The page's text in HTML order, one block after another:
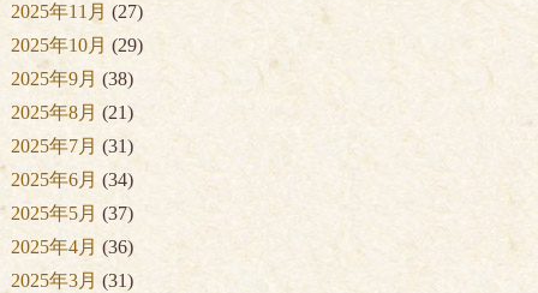
2025年11月 (27)
2025年10月 (29)
2025年9月 (38)
2025年8月 (21)
2025年7月 (31)
2025年6月 (34)
2025年5月 (37)
2025年4月 (36)
2025年3月 (31)